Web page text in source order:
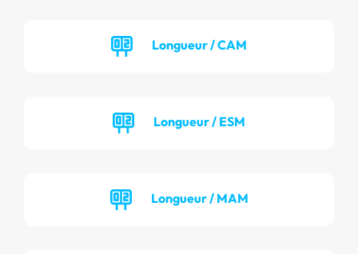
Longueur / CAM
Longueur / ESM
Longueur / MAM